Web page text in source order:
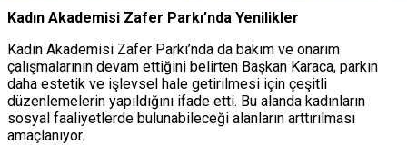
Kadın Akademisi Zafer Parkı’nda Yenilikler
Kadın Akademisi Zafer Parkı’nda da bakım ve onarım
çalışmalarının devam ettiğini belirten Başkan Karaca, parkın
daha estetik ve işlevsel hale getirilmesi için çeşitli
düzenlemelerin yapıldığını ifade etti. Bu alanda kadınların
sosyal faaliyetlerde bulunabileceği alanların arttırılması
amaçlanıyor.